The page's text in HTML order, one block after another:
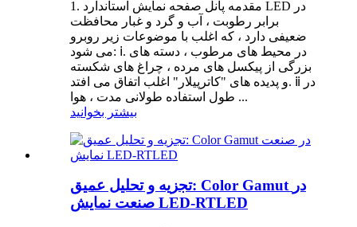
1. مقدمه پانل صفحه نمایش استاندارد LED در
برابر رطوبت ، آب و گرد و غبار محافظت
ضعیفی دارد ، که اغلب با موضوعات زیر روبرو
می شود: ⅰ. در محیط های مرطوب ، دسته های
بزرگی از پیکسل های مرده ، چراغ های شکسته
و پدیده های "کاترپیلار" اغلب اتفاق می افتد. ⅱ در
طول استفاده طولانی مدت ، هوا ...
بیشتر بخوانید
تجزیه و تحلیل عمیق: Color Gamut در
صنعت نمایش LED-RTLED